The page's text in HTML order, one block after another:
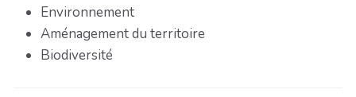
Environnement
Aménagement du territoire
Biodiversité